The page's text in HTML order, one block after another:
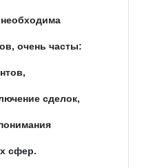
необходима
очень часты:
сделок,
сфер.